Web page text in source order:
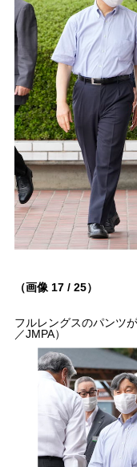
（画像 17 / 25）
フルレングスのパンツ
／JMPA）